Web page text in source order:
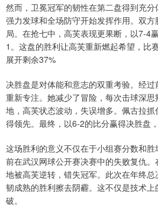
然而，卫冕冠军的韧性在第二盘得到充
强力发球和全场防守开始发挥作用。双
局。在抢七中，高芙表现更果断，以7-4
1。这盘的胜利让高芙重新燃起希望，比
展开剩余37%
决胜盘是对体能和意志的双重考验。经
重新专注。她减少了冒险，每次击球深
地，高芙状态波动，失误增多。佩古拉
得领先。最终，以6-2的比分赢得决胜盘
这场胜利的意义不仅在于小组赛分数和
前在武汉网球公开赛决赛中的失败复仇
地被高芙逆转，错失冠军。此次在年终
韧成熟的胜利擦去阴霾。这不仅是技术
破。